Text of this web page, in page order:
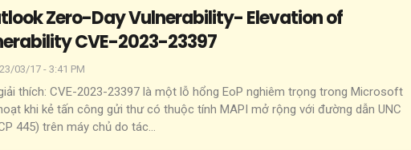
Zero-Day Vulnerability- Elevation of
CVE-2023-23397
03/17 - 3:41 PM
thích: CVE-2023-23397 là một lỗ hổng EoP nghiêm trọng trong Microsoft
khi kẻ tấn công gửi thư có thuộc tính MAPI mở rộng với đường dẫn UNC
445) trên máy chủ do tác…